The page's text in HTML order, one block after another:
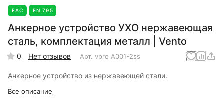
EAC EN 795
Анкерное устройство УХО нержавеющая
сталь, комплектация металл | Vento
0 Нет отзывов Арт. vpro A001-2ss
Анкерное устройство из нержавеющей стали.
Все описание